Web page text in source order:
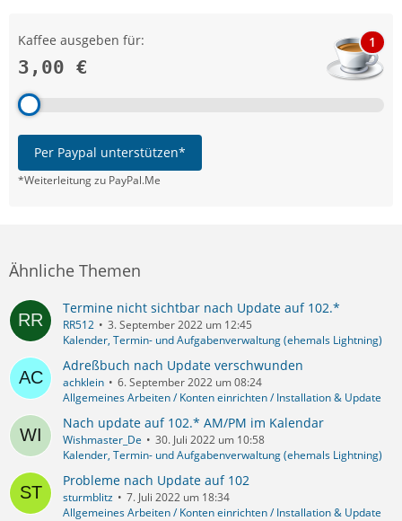
Kaffee ausgeben für:
3,00 €
1
Per Paypal unterstützen*
*Weiterleitung zu PayPal.Me
Ähnliche Themen
Termine nicht sichtbar nach Update auf 102.*
RR512
3. September 2022 um 12:45
Kalender, Termin- und Aufgabenverwaltung (ehemals Lightning)
Adreßbuch nach Update verschwunden
achklein
6. September 2022 um 08:24
Allgemeines Arbeiten / Konten einrichten / Installation & Update
Nach update auf 102.* AM/PM im Kalendar
Wishmaster_De
30. Juli 2022 um 10:58
Kalender, Termin- und Aufgabenverwaltung (ehemals Lightning)
Probleme nach Update auf 102
sturmblitz
7. Juli 2022 um 18:34
Allgemeines Arbeiten / Konten einrichten / Installation & Update